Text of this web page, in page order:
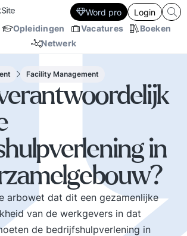
Opleidingen Vacatures
Boeken
Netwerk
Word pro Login
Facility Management
in
arbowet dat dit een gezamenlijke
van de werkgevers in dat
de bedrijfshulpverlening in